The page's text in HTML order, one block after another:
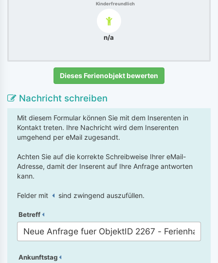
Kinderfreundlich
n/a
Dieses Ferienobjekt bewerten
Nachricht schreiben
Mit diesem Formular können Sie mit dem Inserenten in
Kontakt treten. Ihre Nachricht wird dem Inserenten
umgehend per eMail zugesandt.
Achten Sie auf die korrekte Schreibweise Ihrer eMail-
Adresse, damit der Inserent auf Ihre Anfrage antworten
kann.
Felder mit sind zwingend auszufüllen.
Betreff
Ankunftstag